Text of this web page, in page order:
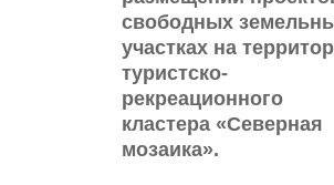
свободных
участках на
туристско-
рекреационного
кластера «Северная
мозаика».